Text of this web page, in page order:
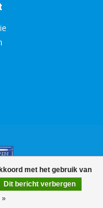
met het gebruik van
Dit bericht verbergen
»